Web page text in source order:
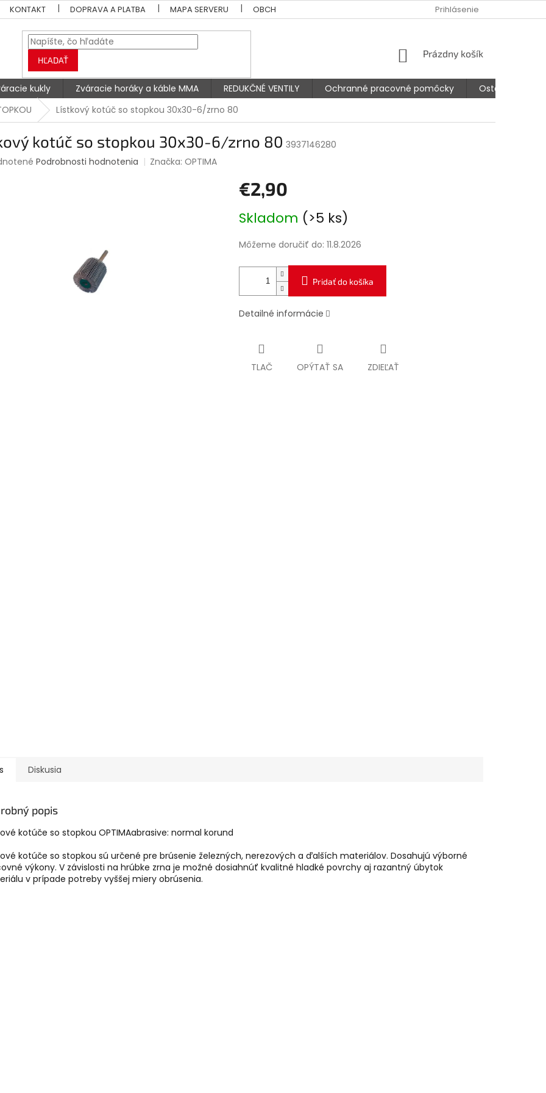
KONTAKT DOPRAVA A PLATBA MAPA SERVERU OBCHODNÉ PODMIENKY PODMIENKY OCHRANY OSOBNÝCH ÚDAJOV
Prihlásenie
HĽADAŤ
NÁKUPNÝ
Prázdny košík
kukly Zváracie horáky a káble MMA REDUKČNÉ VENTILY Ochranné pracovné pomôcky
Ostatné
Lístkový kotúč so stopkou 30x30-6/zrno 80
kotúč so stopkou 30x30-6/zrno 80 3937146280
Podrobnosti hodnotenia Značka:OPTIMA
€2,90
cena:
Skladom (>5 ks)
Môžeme doručiť do: 11.8.2026
Pridať do košíka
Detailné informácie
TLAČ OPÝTAŤ SA ZDIEĽAŤ
Diskusia
popis
kotúče so stopkou OPTIMAabrasive: normal korund
kotúče so stopkou sú určené pre brúsenie železných, nerezových a ďalších materiálov. Dosahujú výborné
výkony. V závislosti na hrúbke zrna je možné dosiahnúť kvalitné hladké povrchy aj razantný úbytok
v prípade potreby vyššej miery obrúsenia.